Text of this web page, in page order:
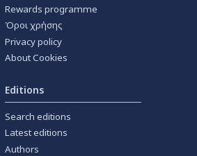
Rewards programme
Όροι χρήσης
Privacy policy
About Cookies
Editions
Search editions
Latest editions
Authors